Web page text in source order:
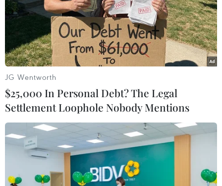
Nga, Pháp, Đức họp thượng đỉnh để giải
quyết xung đột Ukraine
06/02/2015 23:11
Cuộc gặp nhằm giải quyết cuộc khủng hoảng ở
JG Wentworth
$25,000 In Personal Debt? The Legal
Settlement Loophole Nobody Mentions